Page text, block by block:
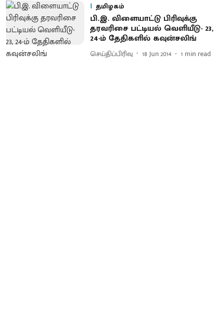
தமிழகம்
பி.இ. விளையாட்டு பிரிவுக்கு
தரவரிசை பட்டியல் வெளியீடு- 23,
24-ம் தேதிகளில் கவுன்சலிங்
செய்திப்பிரிவு 18 Jun 2014 1 min read